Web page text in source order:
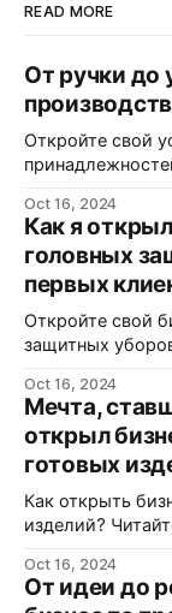
READ MORE
От ручки до
Откройте свой
Oct 16, 2024
Как я
головных
первых
Откройте свой
защитных
Oct 16, 2024
Мечта,
открыл
готовых
Как открыть
изделий?
Oct 16, 2024
От идеи до